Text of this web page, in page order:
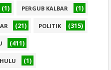
(1) PERGUB KALBAR (1)
(21) POLITIK (315)
(411)
(1)